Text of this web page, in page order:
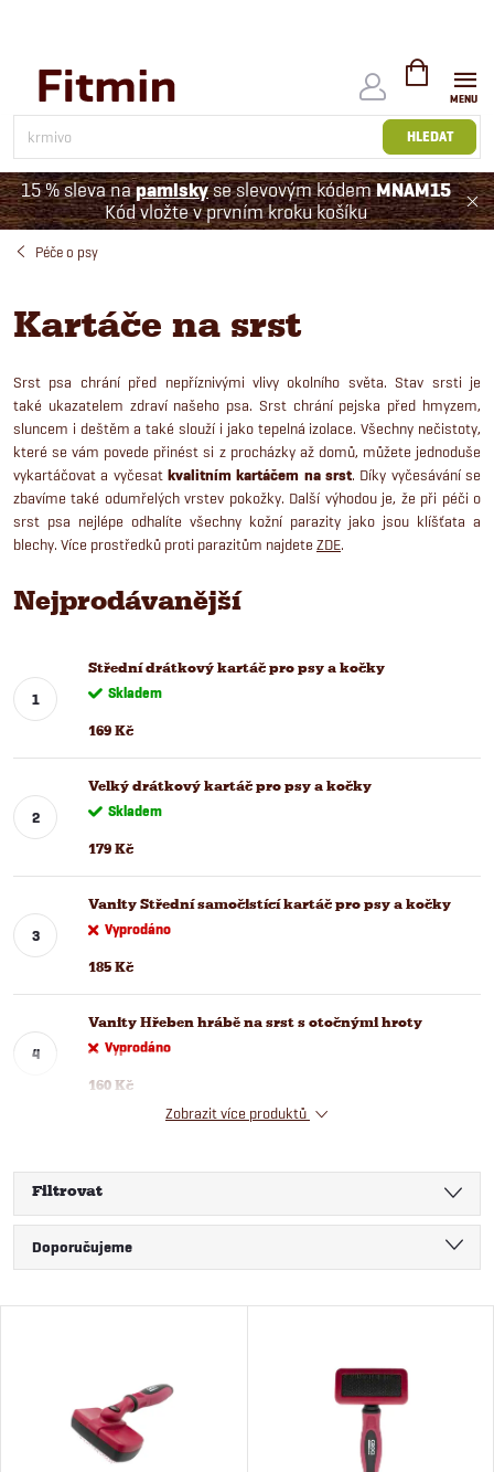
HLEDAT
NÁKUPNÍ
KOŠÍK
15 % sleva napamlskyse slevovým kódemMNAM15
Kód vložte v prvním kroku košíku
Péče o psy
Kartáče na srst
Srst psa chrání před nepříznivými vlivy okolního světa. Stav srsti je
také ukazatelem zdraví našeho psa. Srst chrání pejska před hmyzem,
sluncem i deštěm a také slouží i jako tepelná izolace. Všechny nečistoty,
které se vám povede přinést si z procházky až domů, můžete jednoduše
vykartáčovat a vyčesat kvalitním kartáčem na srst. Díky vyčesávání se
zbavíme také odumřelých vrstev pokožky. Další výhodou je, že při péči o
srst psa nejlépe odhalíte všechny kožní parazity jako jsou klíšťata a
blechy. Více prostředků proti parazitům najdete ZDE.
Nejprodávanější
Střední drátkový kartáč pro psy a kočky
Skladem
169 Kč
Velký drátkový kartáč pro psy a kočky
Skladem
179 Kč
Vanity Střední samočistící kartáč pro psy a kočky
Vyprodáno
185 Kč
Vanity Hřeben hrábě na srst s otočnými hroty
Vyprodáno
160 Kč
Zobrazit více produktů
Filtrovat
Ř
a
Doporučujeme
Abecedně